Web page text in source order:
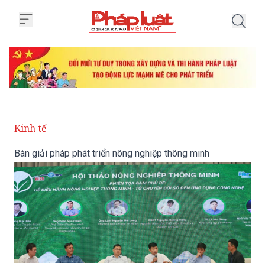
Kinh tế
Bàn giải pháp phát triển nông nghiệp thông minh